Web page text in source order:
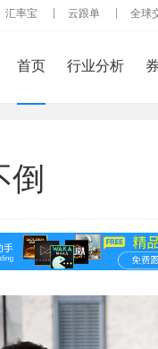
汇率宝 云跟单 全球
首页 行业分析
倒